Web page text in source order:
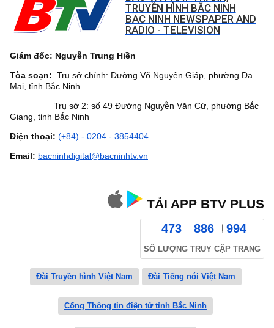
TRUYỀN HÌNH BẮC NINH
BAC NINH NEWSPAPER AND
RADIO - TELEVISION
Giám đốc: Nguyễn Trung Hiền
Tòa soạn: Trụ sở chính: Đường Võ Nguyên Giáp, phường Đa
Mai, tỉnh Bắc Ninh.
Trụ sở 2: số 49 Đường Nguyễn Văn Cừ, phường Bắc
Giang, tỉnh Bắc Ninh
Điện thoại: (+84) - 0204 - 3854404
Email: bacninhdigital@bacninhtv.vn
TẢI APP BTV PLUS
473 886 994
SỐ LƯỢNG TRUY CẬP TRANG
Đài Truyền hình Việt Nam Đài Tiếng nói Việt Nam
Cổng Thông tin điện tử tỉnh Bắc Ninh